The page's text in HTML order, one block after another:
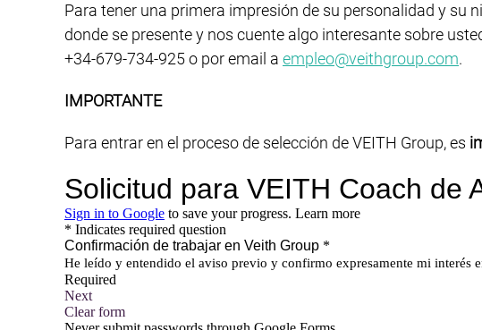
Para tener una primera impresión de su personalidad y su
donde se presente y nos cuente algo interesante sobre
+34-679-734-925 o por email a empleo@veithgroup.com.
IMPORTANTE
Para entrar en el proceso de selección de VEITH Group, es